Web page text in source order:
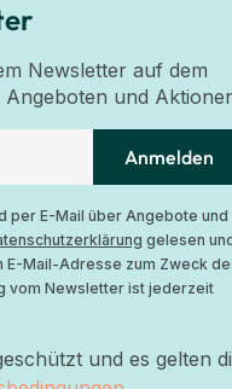
Newsletter auf dem
und
Anmelden
per E-Mail über Angebote und
gelesen
E-Mail-Adresse zum Zweck
vom Newsletter ist jederzeit
und es gelten